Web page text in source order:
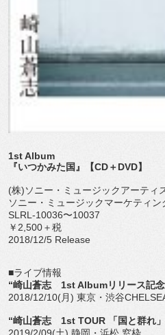
1st Album
『いつかみた国』【CD＋DVD】
(株)ソニー・ミュージックアーティ
ソニー・ミュージックマーケティン
SLRL-10036〜10037
￥2,500＋税
2018/12/5 Release
■ライブ情報
“崎山蒼志 1st Albumリリース記念
2018/12/10(月) 東京・渋谷
“崎山蒼志 1st TOUR 「国と群れ
2019/2/09(土) 静岡・浜松 窓枠